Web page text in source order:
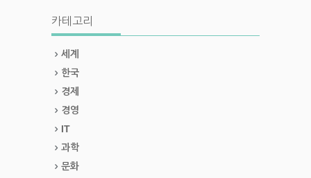
카테고리
세계
한국
경제
경영
IT
과학
문화